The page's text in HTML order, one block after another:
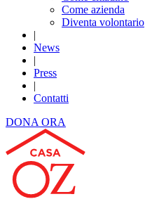
Come azienda
Diventa volontario
|
News
|
Press
|
Contatti
DONA ORA